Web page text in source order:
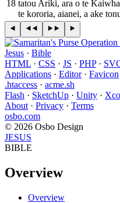
18 tatou Ariki, ara o te
te kororia, aianei, a ake
Jesus · Bible
HTML · CSS · JS · PHP·
Applications · Editor· Favicon
.htaccess · acme.sh
Flash · SketchUp · Unity ·
About · Privacy · Terms
osbo.com
© 2026 Osbo Design
JESUS
BIBLE
Overview
Overview